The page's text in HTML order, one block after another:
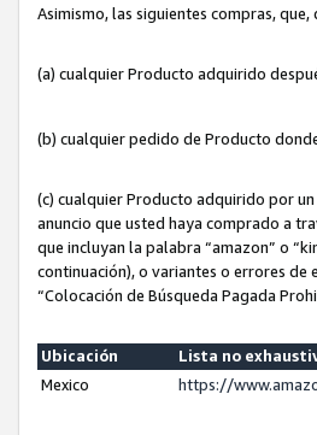
Asimismo, las siguientes compras,
(a) cualquier Producto adquirido
(b) cualquier pedido de Producto
(c) cualquier Producto adquirido por
anuncio que usted haya comprado a
que incluyan la palabra “amazon” o
continuación), o variantes o errores de
“Colocación de Búsqueda Pagada
Ubicación
Lista no
Mexico
https://